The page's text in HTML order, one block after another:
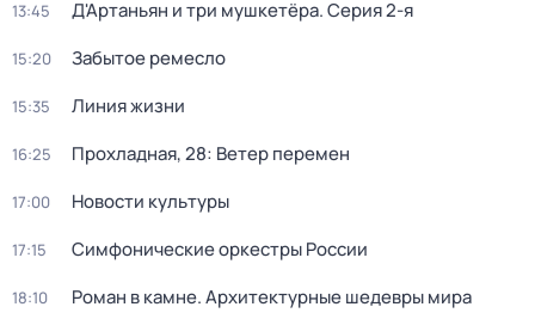
13:45 Д'Артаньян и три мушкетёра. Серия 2-я
15:20 Забытое ремесло
15:35 Линия жизни
16:25 Прохладная, 28: Ветер перемен
17:00 Новости культуры
17:15 Симфонические оркестры России
18:10 Роман в камне. Архитектурные шедевры мира